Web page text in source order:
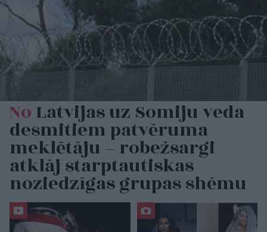
NoLatvijas uz Somiju veda
desmitiem patvēruma
meklētāju – robežsargi
atklāj starptautiskas
noziedzīgas grupas shēmu